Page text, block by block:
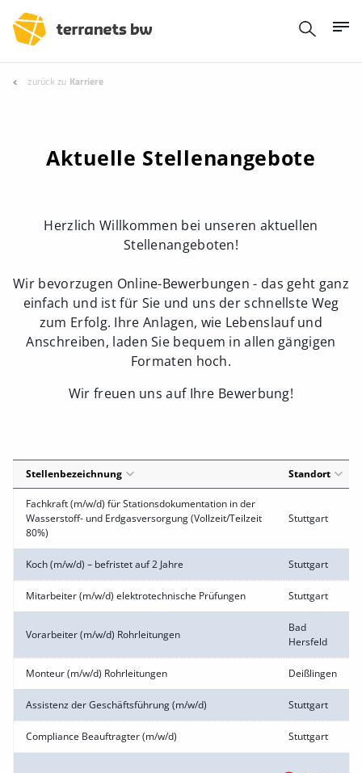
zurück zu Karriere
Aktuelle Stellenangebote
Herzlich Willkommen bei unseren aktuellen
Stellenangeboten!
Wir bevorzugen Online-Bewerbungen - das geht ganz
einfach und ist für Sie und uns der schnellste Weg
zum Erfolg. Ihre Anlagen, wie Lebenslauf und
Anschreiben, laden Sie bequem in allen gängigen
Formaten hoch.
Wir freuen uns auf Ihre Bewerbung!
Stellenbezeichnung Standort
Fachkraft (m/w/d) für Stationsdokumentation in der
Wasserstoff- und Erdgasversorgung (Vollzeit/Teilzeit
80%)
Stuttgart
Koch (m/w/d) – befristet auf 2 Jahre Stuttgart
Mitarbeiter (m/w/d) elektrotechnische Prüfungen Stuttgart
Vorarbeiter (m/w/d) Rohrleitungen
Bad
Hersfeld
Monteur (m/w/d) Rohrleitungen Deißlingen
Assistenz der Geschäftsführung (m/w/d) Stuttgart
Compliance Beauftragter (m/w/d) Stuttgart